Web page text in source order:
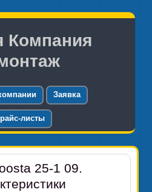
Компания
Заявка
листы
25-1 09.